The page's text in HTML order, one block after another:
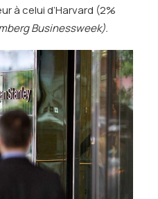
à celui d’Harvard (2%
Businessweek).